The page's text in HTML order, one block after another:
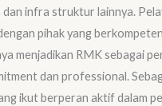
dan infra struktur lainnya.
pihak yang
menjadikan RMK sebagai
dan professional.
ikut berperan aktif dalam